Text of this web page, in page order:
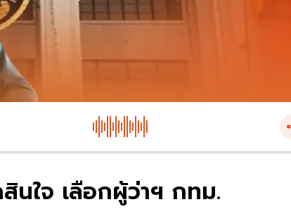
ใจ เลือกผู้ว่าฯ กทม.